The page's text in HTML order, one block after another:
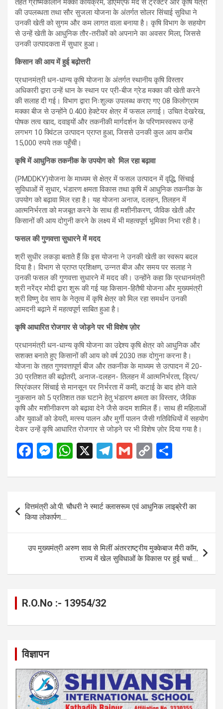
तहत ग्रीष्मकालीन मक्का कार्यक्रम, डीएमएफ मद से ट्रैक्टर और कृषि यंत्रों
की उपलब्धता तथा सौर सुजला योजना के अंतर्गत सोलर सिंचाई सुविधा ने
उनकी खेती को सुगम और कम लागत वाला बनाया है। कृषि विभाग के सहयोग
से उन्हें खेती के आधुनिक तौर-तरीकों को अपनाने का अवसर मिला, जिससे
उनकी उत्पादकता में सुधार हुआ।
किसान की आय में हुई बढ़ोत्तरी
प्रधानमंत्री धन-धान्य कृषि योजना के अंतर्गत स्थानीय कृषि विस्तार
अधिकारी द्वारा उन्हें धान के स्थान पर प्री-बीज ग्रेड मक्का की खेती करने
की सलाह दी गई। विभाग द्वारा निःशुल्क उपलब्ध कराए गए 08 किलोग्राम
मक्का बीज से उन्होंने 0.400 हेक्टेयर क्षेत्र में फसल लगाई। उचित देखरेख,
पोषक तत्व खाद, दवाइयों और तकनीकी मार्गदर्शन के परिणामस्वरूप उन्हें
लगभग 10 क्विंटल उत्पादन प्राप्त हुआ, जिससे उनकी कुल आय करीब
15,000 रुपये तक पहुँची।
कृषि में आधुनिक तकनीक के उपयोग को मिल रहा बढ़ावा
(PMDDKY)योजना के माध्यम से क्षेत्र में फसल उत्पादन में वृद्धि, सिंचाई
सुविधाओं में सुधार, भंडारण क्षमता विकास तथा कृषि में आधुनिक तकनीक के
उपयोग को बढ़ावा मिल रहा है। यह योजना अनाज, दलहन, तिलहन में
आत्मनिर्भरता को मजबूत करने के साथ ही मशीनीकरण, जैविक खेती और
किसानों की आय दोगुनी करने के लक्ष्य में भी महत्वपूर्ण भूमिका निभा रही है।
फसल की गुणवत्ता सुधारने में मदद
श्री सुधीर लकड़ा बताते हैं कि इस योजना ने उनकी खेती का स्वरूप बदल
दिया है। विभाग से प्राप्त प्रशिक्षण, उन्नत बीज और समय पर सलाह ने
उनकी फसल की गुणवत्ता सुधारने में मदद की। उन्होंने कहा कि प्रधानमंत्री
श्री नरेंद्र मोदी द्वारा शुरू की गई यह किसान-हितैषी योजना और मुख्यमंत्री
श्री विष्णु देव साय के नेतृत्व में कृषि क्षेत्र को मिल रहा समर्थन उनकी
आमदनी बढ़ाने में महत्वपूर्ण साबित हुआ है।
कृषि आधारित रोजगार से जोड़ने पर भी विशेष ज़ोर
प्रधानमंत्री धन-धान्य कृषि योजना का उद्देश्य कृषि क्षेत्र को आधुनिक और
सशक्त बनाते हुए किसानों की आय को वर्ष 2030 तक दोगुना करना है।
योजना के तहत गुणवत्तापूर्ण बीज और तकनीक के माध्यम से उत्पादन में 20-
30 प्रतिशत की बढ़ोतरी, अनाज-दलहन- तिलहन में आत्मनिर्भरता, ड्रिप/
स्प्रिंकलर सिंचाई से मानसून पर निर्भरता में कमी, कटाई के बाद होने वाले
नुकसान को 5 प्रतिशत तक घटाने हेतु भंडारण क्षमता का विस्तार, जैविक
कृषि और मशीनीकरण को बढ़ावा देने जैसे कदम शामिल हैं। साथ ही महिलाओं
और युवाओं को डेयरी, मत्स्य पालन और मुर्गी पालन जैसी गतिविधियों में सहयोग
देकर उन्हें कृषि आधारित रोजगार से जोड़ने पर भी विशेष ज़ोर दिया गया है।
F
ce
b
o
o
k
M
se
n
g
er
W
at
s
A
p
p
X
T
e
a
m
G
ail
C
py
Li
n
k
ar
e
navigation
वित्तमंत्री ओ.पी. चौधरी ने स्मार्ट क्लासरूम एवं आधुनिक लाइब्रेरी का
किया लोकार्पण….
उप मुख्यमंत्री अरुण साव से मिलीं अंतरराष्ट्रीय मुक्केबाज मैरी कॉम,
राज्य में खेल सुविधाओं के विकास पर हुई चर्चा….
R.O.No :- 13954/32
विज्ञापन